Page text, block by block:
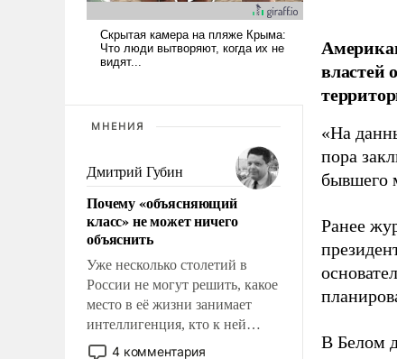
МНЕНИЯ
Дмитрий Губин
Почему «объясняющий
класс» не может ничего
объяснить
Уже несколько столетий в
России не могут решить, какое
место в её жизни занимает
интеллигенция, кто к ней
принадлежит, а кого из неё
4 комментария
властей
«На
пора
бывшего
Ранее
В Белом